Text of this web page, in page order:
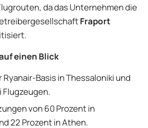
da das Unternehmen die
Fraport
einen Blick
Basis in Thessaloniki und
Flugzeugen.
von 60 Prozent in
22 Prozent in Athen.